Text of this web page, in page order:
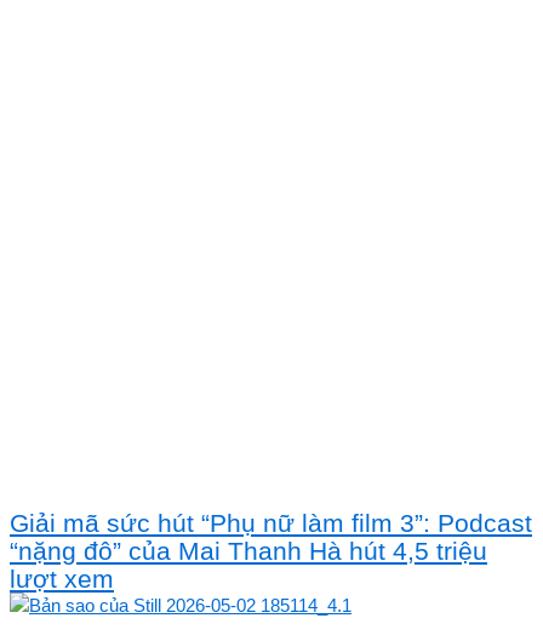
Giải mã sức hút “Phụ nữ làm film 3”: Podcast
“nặng đô” của Mai Thanh Hà hút 4,5 triệu
lượt xem